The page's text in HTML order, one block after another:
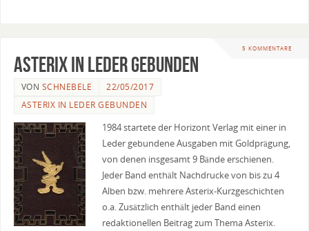
5 KOMMENTARE
Asterix in Leder gebunden
VON SCHNEBELE
22/05/2017
ASTERIX IN LEDER GEBUNDEN
1984 startete der Horizont Verlag mit einer in
Leder gebundene Ausgaben mit Goldprägung,
von denen insgesamt 9 Bände erschienen.
Jeder Band enthält Nachdrucke von bis zu 4
Alben bzw. mehrere Asterix-Kurzgeschichten
o.a. Zusätzlich enthält jeder Band einen
redaktionellen Beitrag zum Thema Asterix.